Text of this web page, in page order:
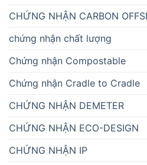
CHỨNG NHẬN CARBON
chứng nhận chất lượng
Chứng nhận Compostable
Chứng nhận Cradle to Cradle
CHỨNG NHẬN DEMETER
CHỨNG NHẬN ECO-DESIGN
CHỨNG NHẬN IP